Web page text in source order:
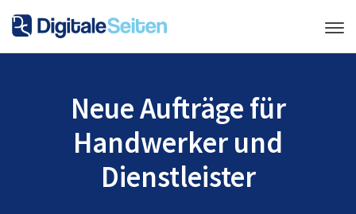
Neue Aufträge für
Handwerker und
Dienstleister